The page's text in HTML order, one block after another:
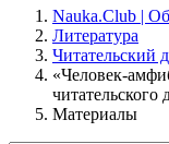
Nauka.Club |
Литература
Читательский
«Человек-
читательского
Материалы